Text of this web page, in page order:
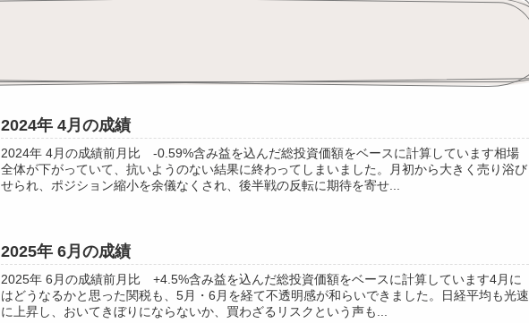
2024年 4月の成績
2024年 4月の成績前月比 -0.59%含み益を込んだ総投資価額をベースに計算しています相場
全体が下がっていて、抗いようのない結果に終わってしまいました。月初から大きく売り浴び
せられ、ポジション縮小を余儀なくされ、後半戦の反転に期待を寄せ...
2025年 6月の成績
2025年 6月の成績前月比 +4.5%含み益を込んだ総投資価額をベースに計算しています4月に
はどうなるかと思った関税も、5月・6月を経て不透明感が和らいできました。日経平均も光速
に上昇し、おいてきぼりにならないか、買わざるリスクという声も...